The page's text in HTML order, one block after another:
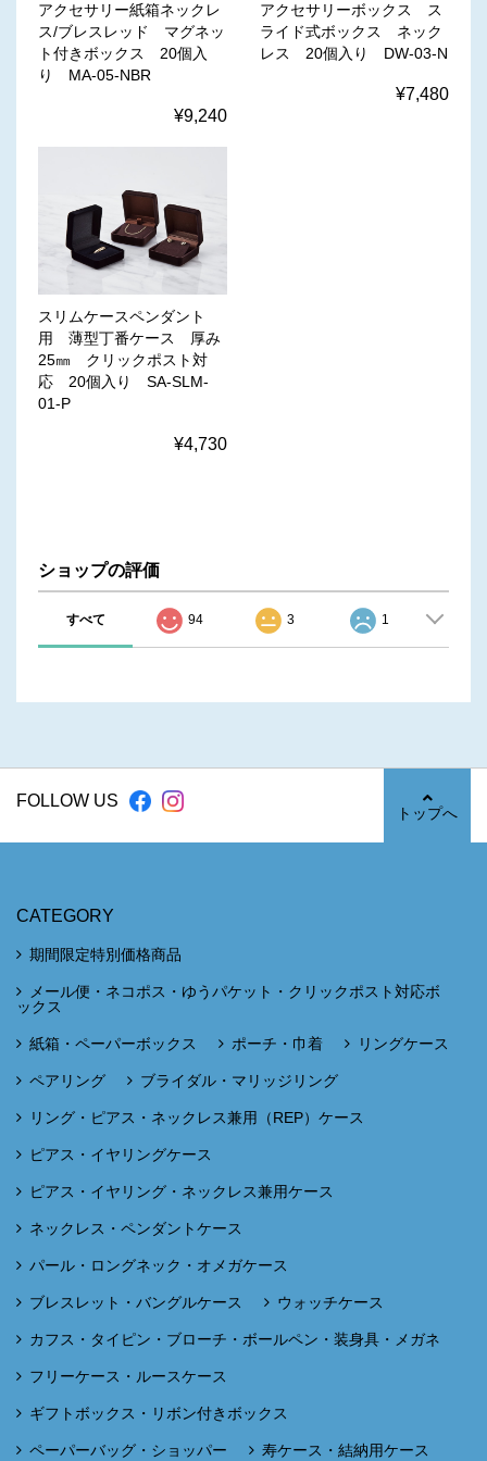
アクセサリー紙箱ネックレ
ス/ブレスレッド マグネッ
ト付きボックス 20個入
り MA-05-NBR
¥9,240
アクセサリーボックス ス
ライド式ボックス ネック
レス 20個入り DW-03-N
¥7,480
スリムケースペンダント
用 薄型丁番ケース 厚み
25㎜ クリックポスト対
応 20個入り SA-SLM-
01-P
¥4,730
ショップの評価
すべて 94 3 1
FOLLOW US
トップへ
CATEGORY
期間限定特別価格商品
メール便・ネコポス・ゆうパケット・クリックポスト対応ボ
ックス
紙箱・ペーパーボックス ポーチ・巾着 リングケース
ペアリング ブライダル・マリッジリング
リング・ピアス・ネックレス兼用（REP）ケース
ピアス・イヤリングケース
ピアス・イヤリング・ネックレス兼用ケース
ネックレス・ペンダントケース
パール・ロングネック・オメガケース
ブレスレット・バングルケース ウォッチケース
カフス・タイピン・ブローチ・ボールペン・装身具・メガネ
フリーケース・ルースケース
ギフトボックス・リボン付きボックス
ペーパーバッグ・ショッパー 寿ケース・結納用ケース